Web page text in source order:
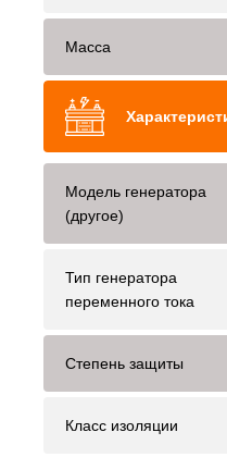
Масса
Модель генератора
(другое)
Тип генератора
переменного тока
Степень защиты
Класс изоляции